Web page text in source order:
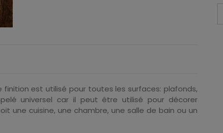
finition est utilisé pour toutes les surfaces: plafonds,
universel car il peut être utilisé pour décorer
une cuisine, une chambre, une salle de bain ou un